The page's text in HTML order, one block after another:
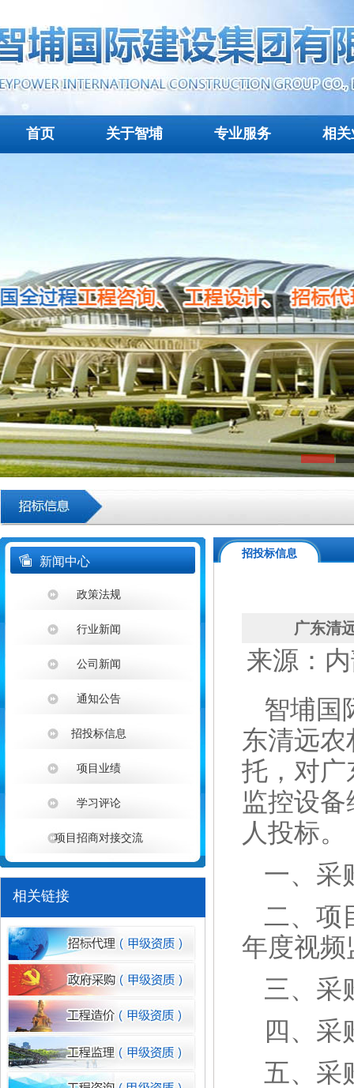
首页 关于智埔 专业服务 相关
新闻中心
政策法规
行业新闻
公司新闻
通知公告
招投标信息
项目业绩
学习评论
项目招商对接交流
相关链接
招投标信息
广东清
来源：
智埔国
东清远
托，对广
监控设
人投标。
一、采
二、项
年度视频
三、采
四、 采
五、采